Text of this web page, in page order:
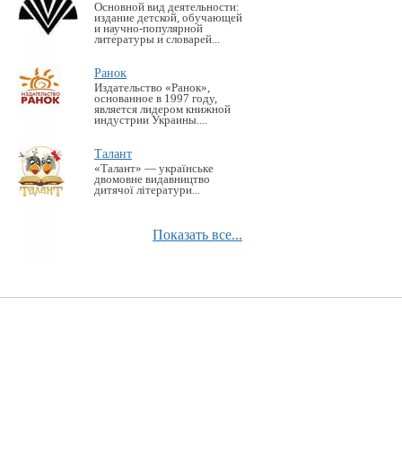
Основной вид деятельности:
издание детской, обучающей
и научно-популярной
литературы и словарей...
Ранок
Издательство «Ранок»,
основанное в 1997 году,
является лидером книжной
индустрии Украины....
Талант
«Талант» — українське
двомовне видавництво
дитячої літератури...
Показать все...